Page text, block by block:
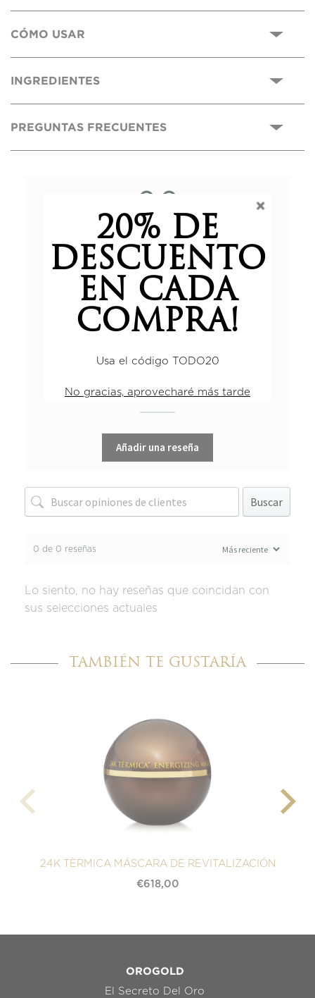
CÓMO USAR
INGREDIENTES
PREGUNTAS FRECUENTES
0,0
Basado en 0 reseñas.
5 estrellas
4 estrellas
Añadir una reseña
Buscar
0 de 0 reseñas
Lo siento, no hay reseñas que coincidan con
sus selecciones actuales
TAMBIÉN TE GUSTARÍA
24K TÈRMICA MÁSCARA DE REVITALIZACIÓN
€618,00
OROGOLD
El Secreto Del Oro
20% DE
DESCUENTO
EN CADA
COMPRA!
Usa el código TODO20
No gracias, aprovecharé más tarde